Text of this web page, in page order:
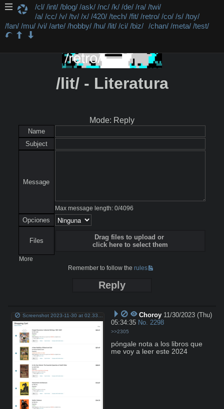
/cl/ /int/ /blog/ /ask/ /nc/ /k/ /de/ /ra/ /twi/
/a/ /cc/ /v/ /tv/ /x/ /420/ /tech/ /fit/ /retro/ /co/ /s/ /toy/
/fan/ /mu/ /vi/ /arte/ /hobby/ /hu/ /lit/ /ci/ /biz/ /chan/ /meta/ /test/
/lit/ - Literatura
Mode: Reply
Name
Subject
Message
Max message length: 0/4096
Opciones
Files
Drag files to upload or
click here to select them
More
Remember to follow therules
Reply
Choroy 11/30/2023 (Thu)
05:34:35 No. 2298
>>2305
póngale nota a los libros que
me voy a leer este 2024